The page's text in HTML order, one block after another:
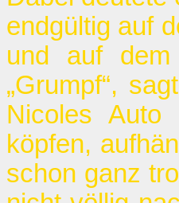
endgültig auf
und auf dem
„Grumpf“,
Nicoles Auto
köpfen,
schon ganz